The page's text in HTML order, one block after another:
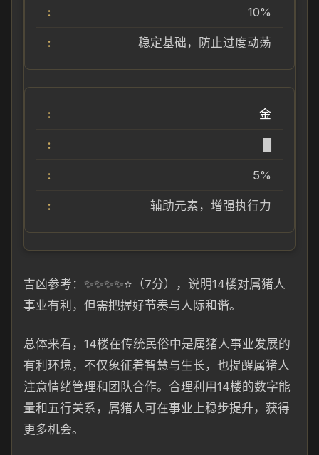
10%
稳定基础，防止过度动荡
金
5%
辅助元素，增强执行力
吉凶参考：✨✨✨✨⭐（7分），说明14楼对属猪人
事业有利，但需把握好节奏与人际和谐。
总体来看，14楼在传统民俗中是属猪人事业发展的
有利环境，不仅象征着智慧与生长，也提醒属猪人
注意情绪管理和团队合作。合理利用14楼的数字能
量和五行关系，属猪人可在事业上稳步提升，获得
更多机会。